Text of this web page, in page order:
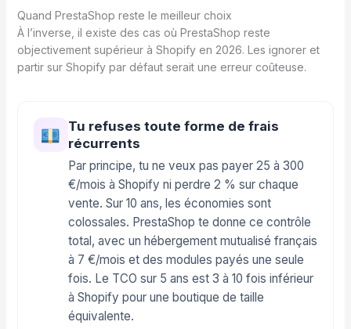
Quand PrestaShop reste le meilleur choix
À l’inverse, il existe des cas où PrestaShop reste
objectivement supérieur à Shopify en 2026. Les ignorer et
partir sur Shopify par défaut serait une erreur coûteuse.
Tu refuses toute forme de frais
récurrents
Par principe, tu ne veux pas payer 25 à 300
€/mois à Shopify ni perdre 2 % sur chaque
vente. Sur 10 ans, les économies sont
colossales. PrestaShop te donne ce contrôle
total, avec un hébergement mutualisé français
à 7 €/mois et des modules payés une seule
fois. Le TCO sur 5 ans est 3 à 10 fois inférieur
à Shopify pour une boutique de taille
équivalente.